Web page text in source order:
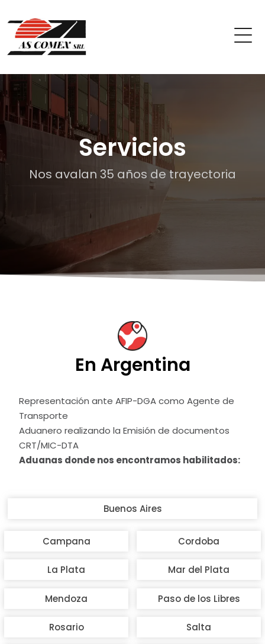
Servicios
Nos avalan 35 años de trayectoria
En Argentina
Representación ante AFIP-DGA como Agente de
Transporte
Aduanero realizando la Emisión de documentos
CRT/MIC-DTA
Aduanas donde nos encontramos habilitados:
Buenos Aires
Campana Cordoba
La Plata Mar del Plata
Mendoza Paso de los Libres
Rosario Salta